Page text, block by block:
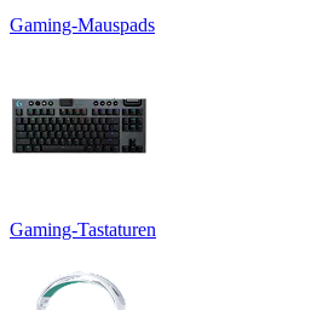
Gaming-Mauspads
Gaming-Tastaturen